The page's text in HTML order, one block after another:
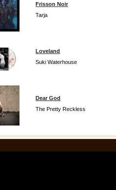
Frisson Noir
Tarja
Loveland
Suki Waterhouse
Dear God
The Pretty Reckless